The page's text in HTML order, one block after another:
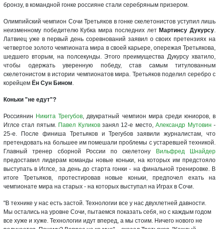
бронзу, в командной гонке россияне стали серебряным призером.
Олимпийский чемпион Сочи Третьяков в гонке скелетонистов уступил лишь
неизменному победителю Кубка мира последних лет Мартинсу Дукурсу.
Латвиец уже в первый день соревнований заявил о своих претензиях на
четвертое золото чемпионата мира в своей карьере, опережая Третьякова,
шедшего вторым, на полсекунды. Этого преимущества Дукурсу хватило,
чтобы одержать уверенную победу, став самым титулованным
скелетонистом в истории чемпионатов мира. Третьяков поделил серебро с
корейцем Ён Сун Бином.
Коньки "не едут"?
Россиянин Никита Трегубов, двукратный чемпион мира среди юниоров, в
Иглсе стал пятым. Павел Куликовзанял 12-е место,Александр Мутовин -
25-е. После финиша Третьяков и Трегубов заявили журналистам, что
претендовать на большее им помешали проблемы с устаревшей техникой.
Главный тренер сборной России по скелетону
Вильфред Шнайдер
предоставил лидерам команды новые коньки, на которых им предстояло
выступать в Иглсе, за день до старта гонки - на финальной тренировке. В
итоге Третьяков, протестировав новые коньки, предпочел ехать на
чемпионате мира на старых - на которых выступал на Играх в Сочи.
"В технике у нас есть застой. Технологии все у нас двухлетней давности.
Мы остались на уровне Сочи, пытаемся показать себя, но с каждым годом
все хуже и хуже. Технологии идут вперед, а мы стоим. Ничего нового не